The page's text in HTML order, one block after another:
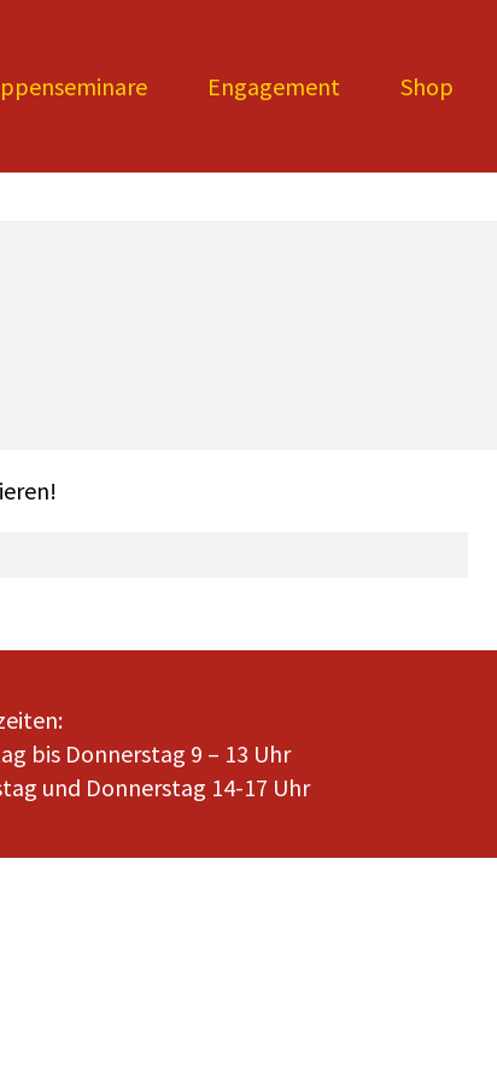
Engagement Shop
bis Donnerstag 9 – 13 Uhr
und Donnerstag 14-17 Uhr